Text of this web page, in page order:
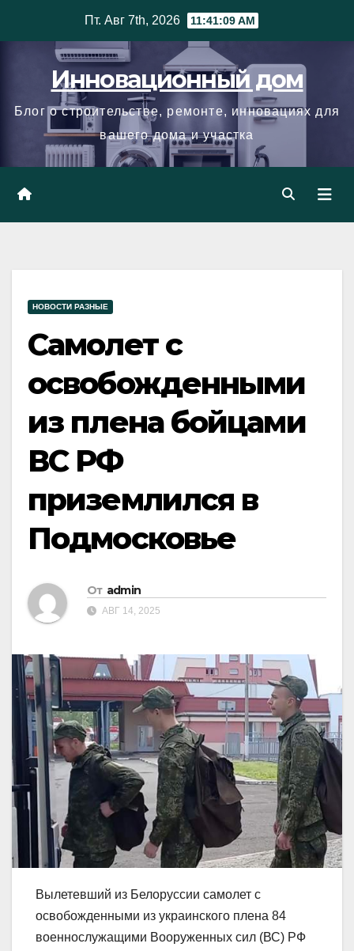
Пт. Авг 7th, 2026 11:41:10 AM
Инновационный дом
Блог о строительстве, ремонте, инновациях для
вашего дома и участка
НОВОСТИ РАЗНЫЕ
Самолет с
освобожденными
из плена бойцами
ВС РФ
приземлился в
Подмосковье
От admin
АВГ 14, 2025
Вылетевший из Белоруссии самолет с
освобожденными из украинского плена 84
военнослужащими Вооруженных сил (ВС) РФ